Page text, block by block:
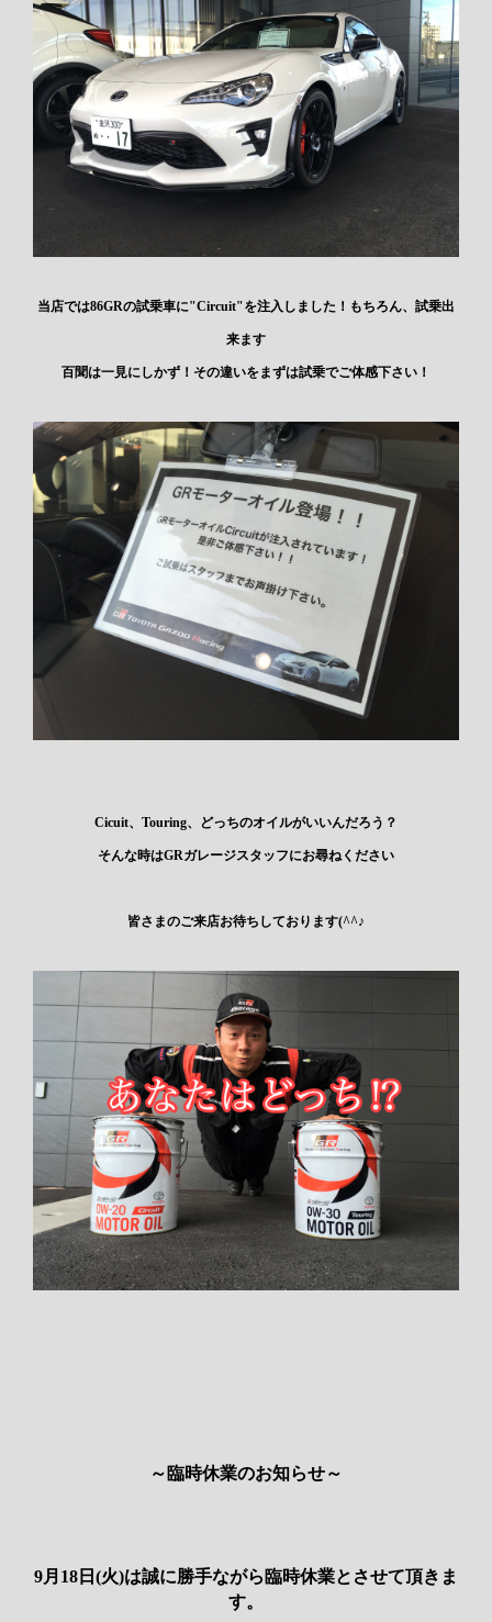
当店では86GRの試乗車に"Circuit"を注入しました！もちろん、試乗出
来ます
百聞は一見にしかず！その違いをまずは試乗でご体感下さい！
Cicuit、Touring、どっちのオイルがいいんだろう？
そんな時はGRガレージスタッフにお尋ねください
皆さまのご来店お待ちしております(^^♪
～臨時休業のお知らせ～
9月18日(火)は誠に勝手ながら臨時休業とさせて頂きま
す。